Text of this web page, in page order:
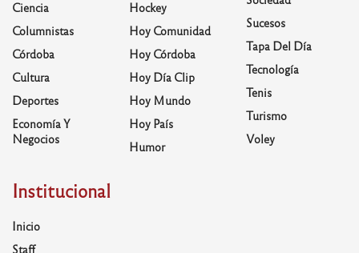
Ciencia
Columnistas
Córdoba
Cultura
Deportes
Economía Y
Negocios
Hockey
Hoy Comunidad
Hoy Córdoba
Hoy Día Clip
Hoy Mundo
Hoy País
Humor
Sucesos
Tapa Del Día
Tecnología
Tenis
Turismo
Voley
Institucional
Inicio
Staff